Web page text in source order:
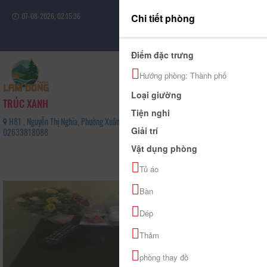
07-08-2026, 02:15:36
Đăng nhập
TRÚC XANH
H81 , Nguyễn Thị Nghĩa, Phường Xuân Hương - Đà Lạt, Tỉnh Lâm Đồng -
02633818088
0
Chi tiết phòng
Điểm đặc trưng
Hướng phòng: Thành phố
Loại giường
Tiện nghi
Giải trí
Vật dụng phòng
Tủ áo
Bàn
Dép
Thảm
phòng thay đồ